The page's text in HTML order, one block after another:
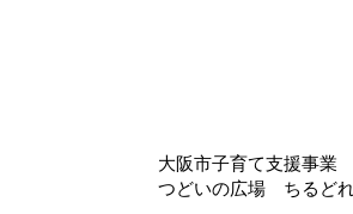
​大阪市子育て支援事業
つどいの広場 ちるど